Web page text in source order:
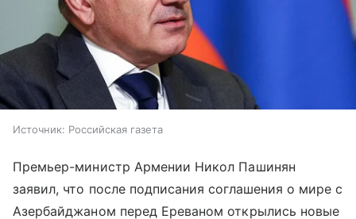
Источник: Российская газета
Премьер-министр Армении Никол Пашинян
заявил, что после подписания соглашения о мире с
Азербайджаном перед Ереваном открылись новые